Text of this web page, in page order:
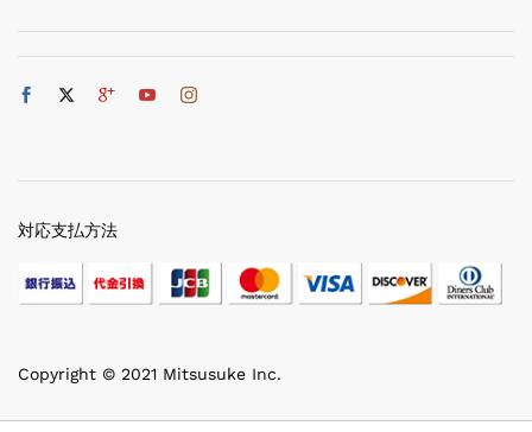
Copyright © 2021 Mitsusuke Inc.
対応支払方法